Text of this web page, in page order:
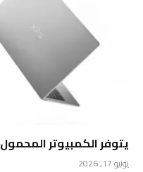
يتوفر الكمبيوتر المحمول Dell XPS 13 بدءًا من اليوم
يونيو 17, 2026